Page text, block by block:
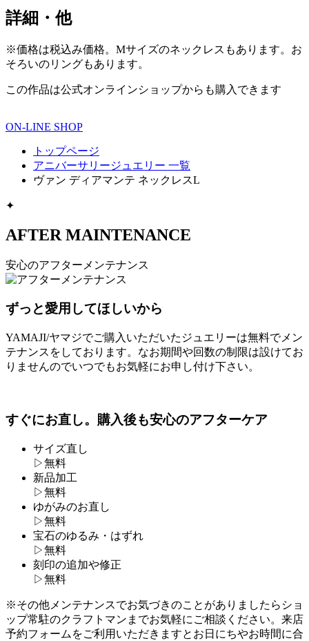
詳細・他
※価格は税込み価格。Mサイズのネックレスもあります。お
そろいのリングもあります。
この作品は公式オンラインショップからも購入できます
ON-LINE SHOP
トップページ
アニバーサリージュエリー 一覧
ヴァン ディアマンテ ネックレスL
✦
AFTER MAINTENANCE
安心のアフターメンテナンス
ずっと愛用してほしいから
YAMAJI/ヤマジでご購入いただいたジュエリーは無料でメン
テナンスをしております。なお期間や回数の制限は設けてお
りませんのでいつでもお気軽にお申し付け下さい。
すぐにお直し。購入後も安心のアフターケア
サイズ直し
▷無料
新品加工
▷無料
ゆがみのお直し
▷無料
宝石のゆるみ・はずれ
▷無料
刻印の追加や修正
▷無料
※その他メンテナンスでお気づきのことがありましたらショ
ップ常駐のクラフトマンまでお気軽にご相談ください。来店
予約フォームをご利用いただきますとお日にちやお時間に合